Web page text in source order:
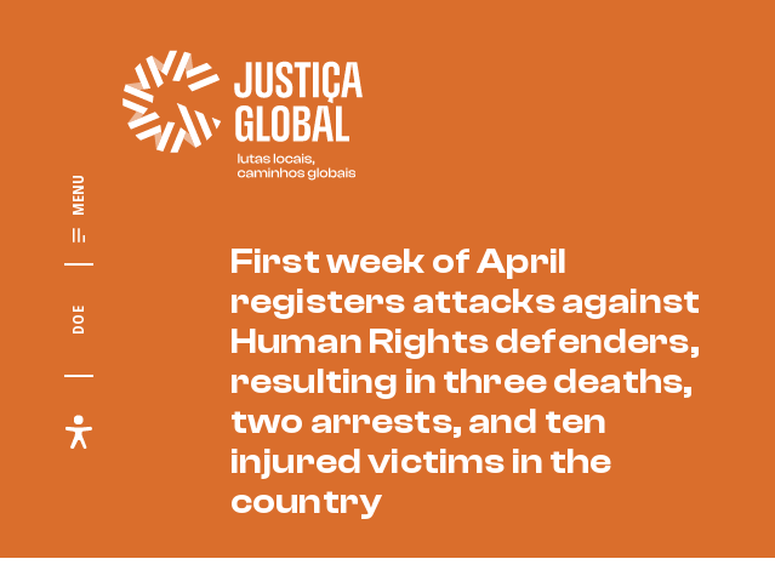
MENU
DOE
First week of April
registers attacks against
Human Rights defenders,
resulting in three deaths,
two arrests, and ten
injured victims in the
country